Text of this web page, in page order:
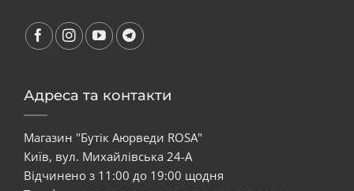
Адреса та контакти
Магазин "Бутік Аюрведи ROSA"
Київ, вул. Михайлівська 24-А
Відчинено з 11:00 до 19:00 щодня